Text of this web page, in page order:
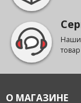
Наши
товар
О МАГАЗИНЕ